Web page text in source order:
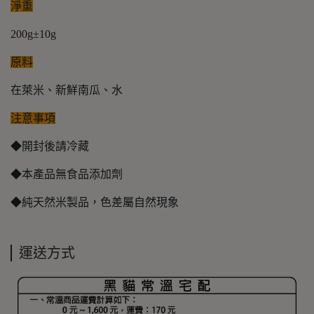
淨重
200g±10g
原料
在萊米、新鮮南瓜、水
注意事項
◆開封後請冷藏
◆本產品無食品添加劑
◆純天然米製品，色差屬自然現象
運送方式